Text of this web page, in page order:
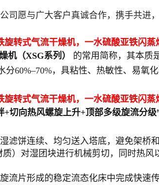
愿与广大客户真诚合作，携手共进，
转式气流干燥机，一水硫酸亚铁闪蒸
机（XSG系列） 的常用简称，其本质
60%–70%，具粘性、热敏性、易
转式气流干燥机，一水硫酸亚铁闪蒸
切向热风螺旋上升+顶部多级旋流分
滤饼连续、均匀送入塔底，避免架桥和
质）对湿团块进行机械剪切，同时热
流片形成的稳定流态化床中完成快速